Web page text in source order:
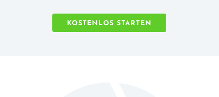
KOSTENLOS STARTEN